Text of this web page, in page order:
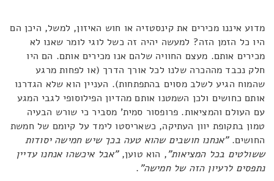
מדוע איננו מכירים את קינסטזיה או חוש האיזון, למשל, היכן הם
היו כל הזמן הזה? למעשה יהיה זה כשל לוגי לומר שאנו לא
מכירים אותם. מעצם החוויה שלהם אנו מכירים אותם. הם היו
חלק נכבד מההכרה שלנו לכל אורך הדרך (או לפחות מרגע
שהמוח הגיע לשלב מסוים בהתפתחות). העניין הוא שלא הגדרנו
אותם כחושים ולכן השמטנו אותם מהדיון הפילוסופי לגבי המגע
עם העולם והמציאות. פרופסור סמית' מסביר כי שורש הבעיה
טמון בתקופת יוון העתיקה, כשאריסטו לימד על קיומם של חמשת
החושים."אנחנו חושבים שהוא טעה בכך שיש חמישה יסודות
ששולטים בכל המציאות", הוא טוען,"אבל איכשהו אנחנו עדיין
נתפסים לרעיון הזה של חמישה".